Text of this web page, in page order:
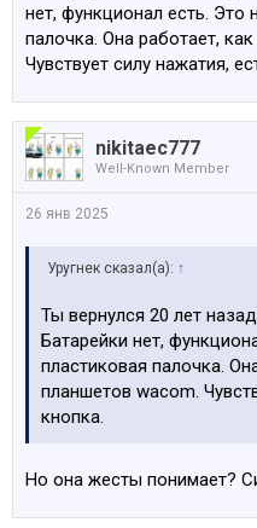
нет, функционал есть. Это
палочка. Она работает,
Чувствует силу нажатия,
nikitaec777
Well-Known Member
26 янв 2025
Уругнек сказал(а): ↑
Ты вернулся 20 лет
Батарейки нет,
пластиковая палочка.
планшетов wacom.
кнопка.
Но она жесты понимает?